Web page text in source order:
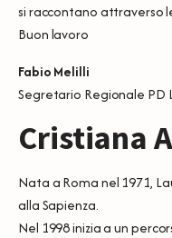
si raccontano attraverso
Buon lavoro
Fabio Melilli
Segretario Regionale PD
Cristiana
Nata a Roma nel 1971,
alla Sapienza.
Nel 1998 inizia a un